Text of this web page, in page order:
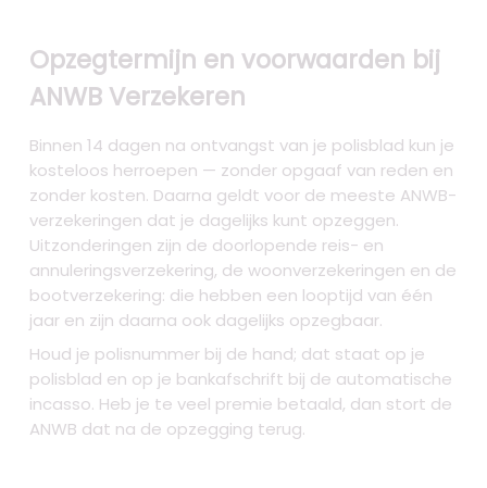
Opzegtermijn en voorwaarden bij
ANWB Verzekeren
Binnen 14 dagen na ontvangst van je polisblad kun je
kosteloos herroepen — zonder opgaaf van reden en
zonder kosten. Daarna geldt voor de meeste ANWB-
verzekeringen dat je dagelijks kunt opzeggen.
Uitzonderingen zijn de doorlopende reis- en
annuleringsverzekering, de woonverzekeringen en de
bootverzekering: die hebben een looptijd van één
jaar en zijn daarna ook dagelijks opzegbaar.
Houd je polisnummer bij de hand; dat staat op je
polisblad en op je bankafschrift bij de automatische
incasso. Heb je te veel premie betaald, dan stort de
ANWB dat na de opzegging terug.